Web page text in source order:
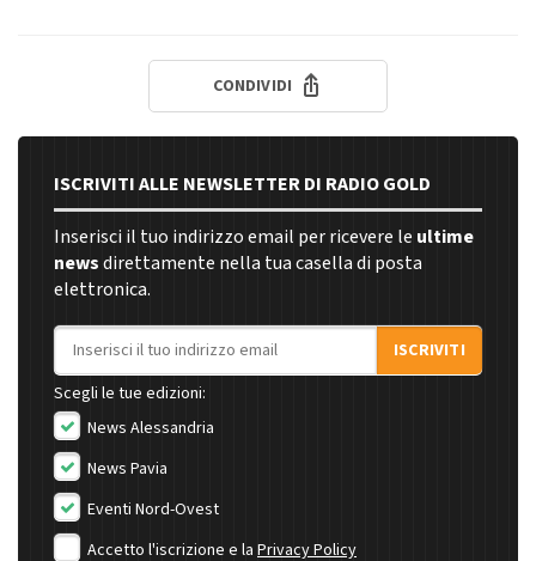
CONDIVIDI
ISCRIVITI ALLE NEWSLETTER DI RADIO GOLD
Inserisci il tuo indirizzo email per ricevere le ultime
newsdirettamente nella tua casella di posta
elettronica.
Indirizzo email
ISCRIVITI
Scegli le tue edizioni:
News Alessandria
News Pavia
Eventi Nord-Ovest
Accetto l'iscrizione e la Privacy Policy